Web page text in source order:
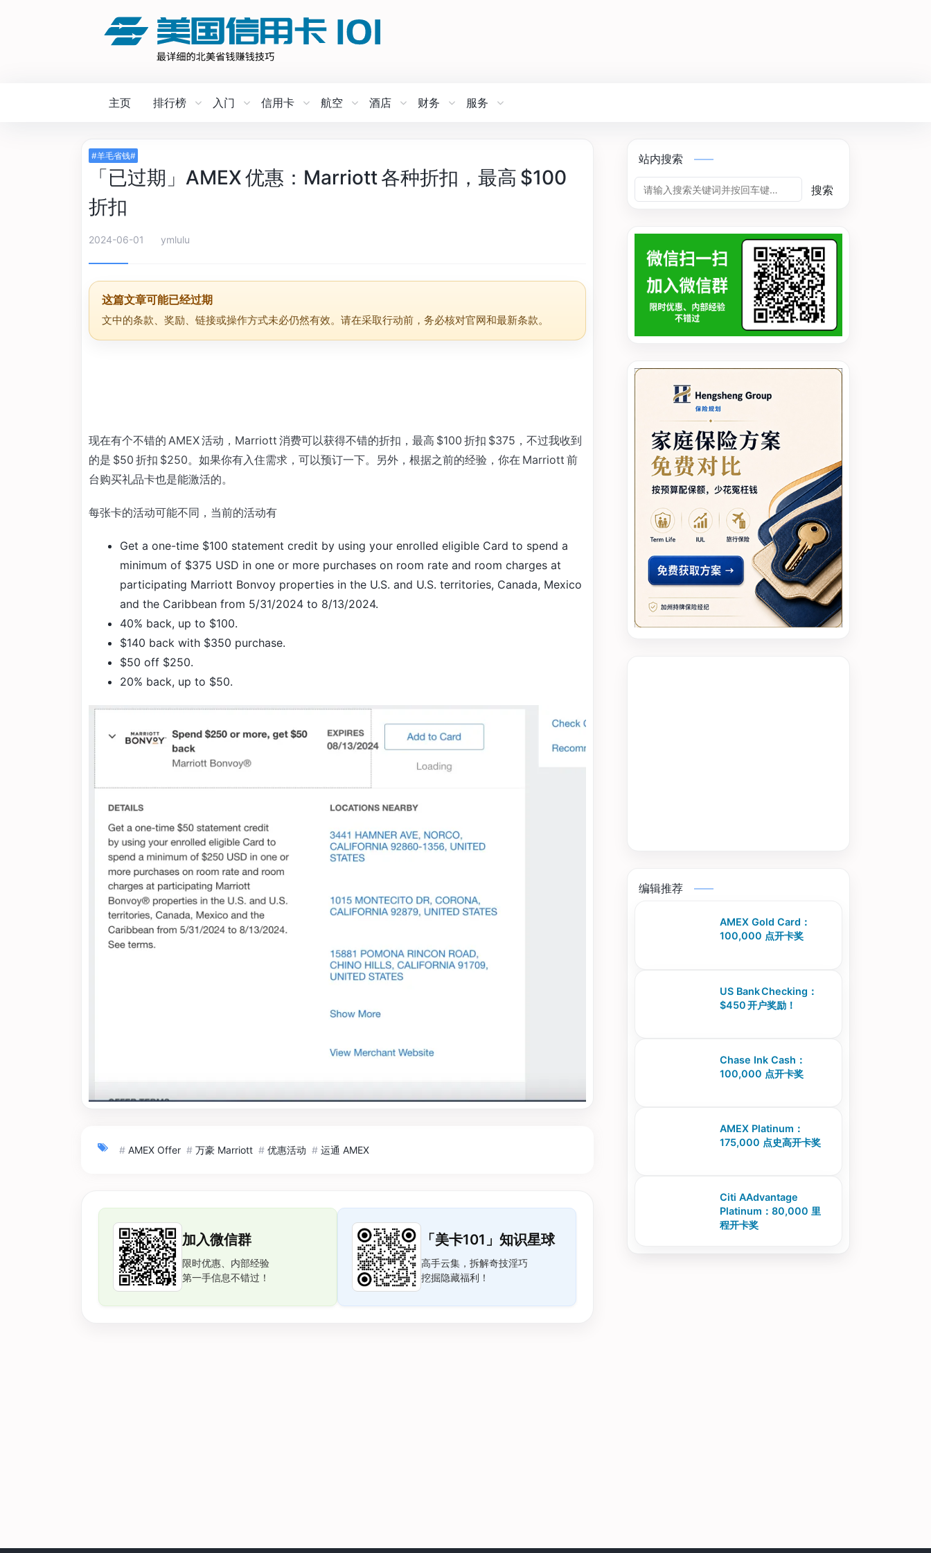
主页 排行榜 入门 信用卡 航空 酒店 财务 服务
#羊毛省钱#
「已过期」AMEX 优惠：Marriott 各种折扣，最高 $100
折扣
2024-06-01 ymlulu
这篇文章可能已经过期
文中的条款、奖励、链接或操作方式未必仍然有效。请在采取行动前，务必核对官网和最新条款。
现在有个不错的 AMEX 活动，Marriott 消费可以获得不错的折扣，最高 $100 折扣 $375，不过我收到
的是 $50 折扣 $250。如果你有入住需求，可以预订一下。另外，根据之前的经验，你在 Marriott 前
台购买礼品卡也是能激活的。
每张卡的活动可能不同，当前的活动有
Get a one-time $100 statement credit by using your enrolled eligible Card to spend a
minimum of $375 USD in one or more purchases on room rate and room charges at
participating Marriott Bonvoy properties in the U.S. and U.S. territories, Canada, Mexico
and the Caribbean from 5/31/2024 to 8/13/2024.
40% back, up to $100.
$140 back with $350 purchase.
$50 off $250.
20% back, up to $50.
# AMEX Offer # 万豪 Marriott # 优惠活动 # 运通 AMEX
加入微信群
限时优惠、内部经验
第一手信息不错过！
「美卡101」知识星球
高手云集，拆解奇技淫巧
挖掘隐藏福利！
站内搜索
搜索
编辑推荐
AMEX Gold Card：
100,000 点开卡奖
US Bank Checking：
$450 开户奖励！
Chase Ink Cash：
100,000 点开卡奖
AMEX Platinum：
175,000 点史高开卡奖
Citi AAdvantage
Platinum：80,000 里
程开卡奖